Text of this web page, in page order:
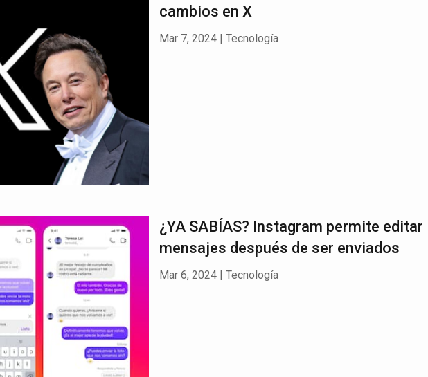
cambios en X
Mar 7, 2024| Tecnología
¿YA SABÍAS? Instagram permite editar
mensajes después de ser enviados
Mar 6, 2024| Tecnología